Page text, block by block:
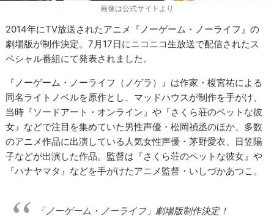
画像は公式サイトより
2014年にTV放送されたアニメ『ノーゲーム・ノーライフ』の
劇場版が制作決定。7月17日にニコニコ生放送で配信されたス
ペシャル番組にて発表されました。
『ノーゲーム・ノーライフ（ノゲラ）』は作家・榎宮祐による
同名ライトノベルを原作とし、マッドハウスが制作を手がけ、
当時『ソードアート・オンライン』や『さくら荘のペットな彼
女』などで注目を集めていた男性声優・松岡禎丞のほか、多数
のアニメ作品に出演している人気女性声優・茅野愛衣、日笠陽
子などが出演した作品。監督は『さくら荘のペットな彼女』や
『ハナヤマタ』などを手がけたアニメ監督・いしづかあつこ。
「ノーゲーム・ノーライフ」劇場版制作決定！